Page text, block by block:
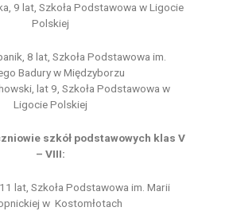
9 lat, Szkoła Podstawowa w Ligocie
Polskiej
8 lat, Szkoła Podstawowa im.
Badury w Międzyborzu
lat 9, Szkoła Podstawowa w
Ligocie Polskiej
szkół podstawowych klas V
– VIII:
lat, Szkoła Podstawowa im. Marii
w Kostomłotach